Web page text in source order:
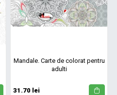
Mandale. Carte de colorat pentru
adulti
31.70 lei